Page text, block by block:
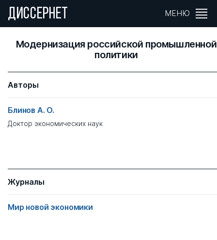
ДИССЕРНЕТ МЕНЮ
Модернизация российской промышленной
политики
Авторы
Блинов А. О.
Доктор экономических наук
Журналы
Мир новой экономики